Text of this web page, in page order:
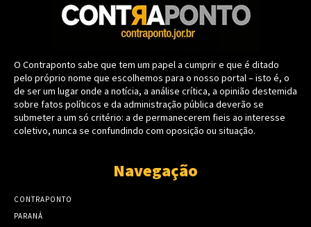
O Contraponto sabe que tem um papel a cumprir e que é ditado
pelo próprio nome que escolhemos para o nosso portal – isto é, o
de ser um lugar onde a notícia, a análise crítica, a opinião destemida
sobre fatos políticos e da administração pública deverão se
submeter a um só critério: a de permanecerem fieis ao interesse
coletivo, nunca se confundindo com oposição ou situação.
Navegação
CONTRAPONTO
PARANÁ